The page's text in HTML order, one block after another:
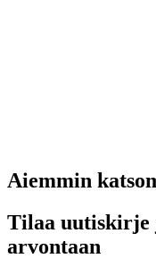
Aiemmin
Tilaa uutiskirje
arvontaan